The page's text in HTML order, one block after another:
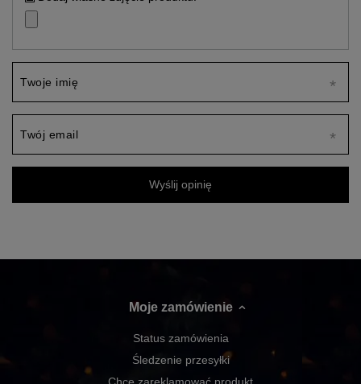
Twoje imię
Twój email
Wyślij opinię
Moje zamówienie
Status zamówienia
Śledzenie przesyłki
Chcę zareklamować produkt